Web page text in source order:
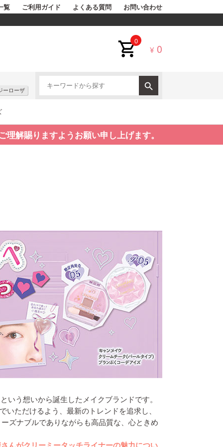
覧 ご利用ガイド よくある質問 お問い合わせ
0
¥ 0
ーローザ
解賜りますようお願い申し上げます。
う想いから誕生したメイクブランドです。
ただけるよう、最新のトレンドを追求し、
ズナブルでありながらも高品質な、心ときめ